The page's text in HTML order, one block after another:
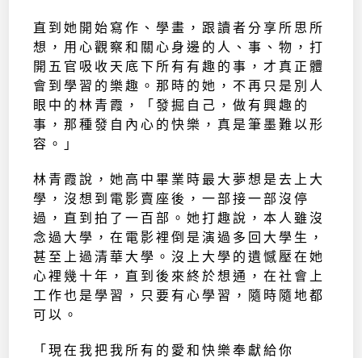
直到她開始寫作、學畫，跟讀者分享所思所
想，用心觀察和關心身邊的人、事、物，打
開五官吸收天底下所有有趣的事，才真正體
會到學習的樂趣。那時的她，不再只是別人
眼中的林青霞，「發掘自己，做有興趣的
事，那種發自內心的快樂，真是筆墨難以形
容。」
林青霞說，她高中畢業時最大夢想是去上大
學，沒想到電影賣座後，一部接一部沒停
過，直到拍了一百部。她打趣說，本人雖沒
念過大學，在電影裡倒是演過多回大學生，
甚至上過清華大學。沒上大學的遺憾壓在她
心裡幾十年，直到後來終於想通，在社會上
工作也是學習，只要有心學習，隨時隨地都
可以。
「現在我把我所有的愛和快樂奉獻給你